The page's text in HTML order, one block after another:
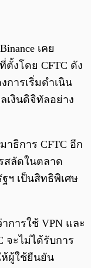
เคย
งโดย CFTC ดัง
การเริ่มดำเนิน
เงินดิจิทัลอย่าง
าธิการ CFTC อีก
สลัดในตลาด
ฯ เป็นสิทธิพิเศษ
การใช้ VPN และ
จะไม่ได้รับการ
ผู้ใช้ยืนยัน